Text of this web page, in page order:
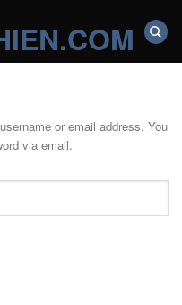
or email address. You
via email.